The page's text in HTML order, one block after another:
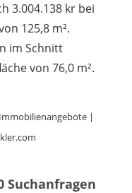
3.004.138 kr bei
125,8 m².
im Schnitt
von 76,0 m².
|
Suchanfragen